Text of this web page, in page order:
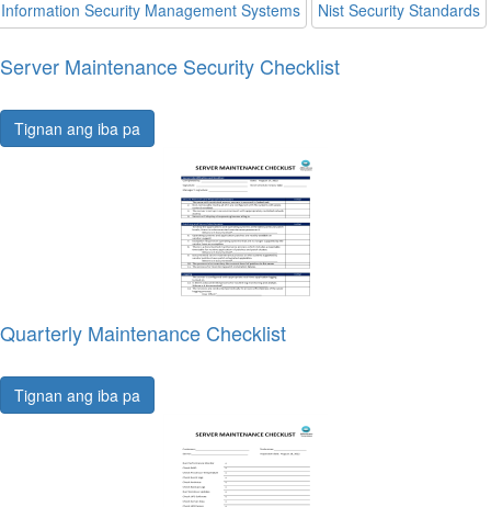
Information Security Management Systems
Nist Security Standards
Server Maintenance Security Checklist
Tignan ang iba pa
Quarterly Maintenance Checklist
Tignan ang iba pa